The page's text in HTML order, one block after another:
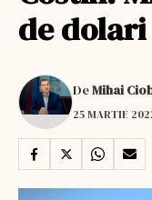
de dolari
DeMihai
25 MARTIE